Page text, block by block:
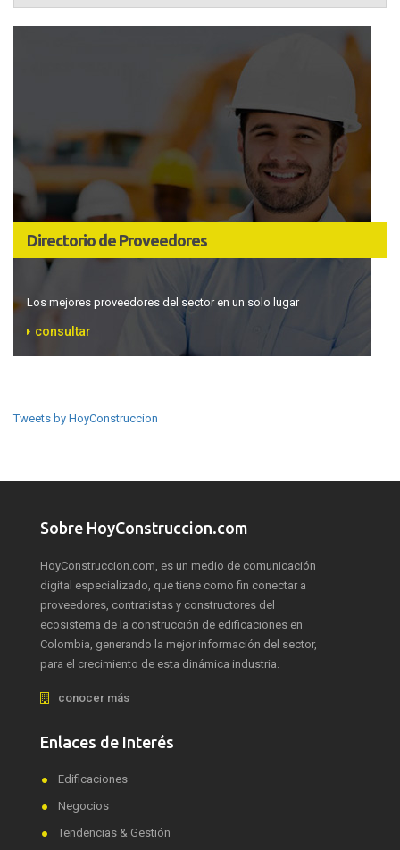
Directorio de Proveedores
Los mejores proveedores del sector en un solo lugar
consultar
Tweets by HoyConstruccion
Sobre HoyConstruccion.com
HoyConstruccion.com, es un medio de comunicación
digital especializado, que tiene como fin conectar a
proveedores, contratistas y constructores del
ecosistema de la construcción de edificaciones en
Colombia, generando la mejor información del sector,
para el crecimiento de esta dinámica industria.
conocer más
Enlaces de Interés
Edificaciones
Negocios
Tendencias & Gestión